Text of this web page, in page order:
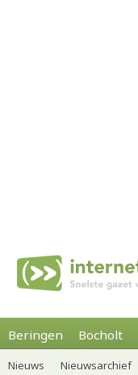
Beringen Bocholt
Nieuws Nieuwsarchief